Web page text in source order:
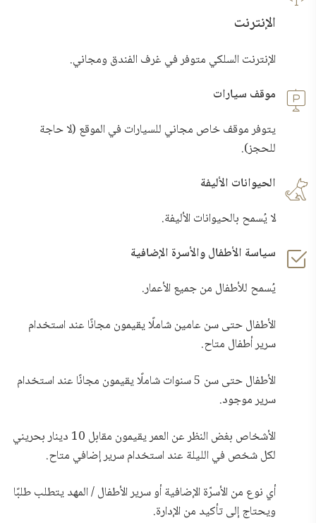
الإنترنت
الإنترنت السلكي متوفر في غرف الفندق ومجاني.
موقف سيارات
يتوفر موقف خاص مجاني للسيارات في الموقع (لا حاجة
للحجز).
الحيوانات الأليفة
لا يُسمح بالحيوانات الأليفة.
سياسة الأطفال والأسرة الإضافية
يُسمح للأطفال من جميع الأعمار.
الأطفال حتى سن عامين شاملًا يقيمون مجانًا عند استخدام
سرير أطفال متاح.
الأطفال حتى سن 5 سنوات شاملًا يقيمون مجانًا عند استخدام
سرير موجود.
الأشخاص بغض النظر عن العمر يقيمون مقابل 10 دينار بحريني
لكل شخص في الليلة عند استخدام سرير إضافي متاح.
أي نوع من الأسرّة الإضافية أو سرير الأطفال / المهد يتطلب طلبًا
ويحتاج إلى تأكيد من الإدارة.